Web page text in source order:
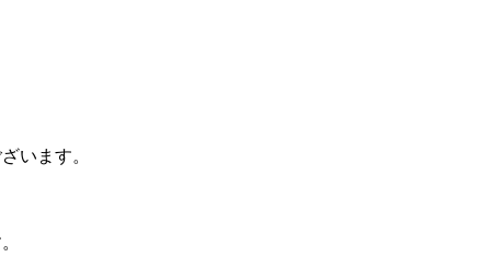
います。